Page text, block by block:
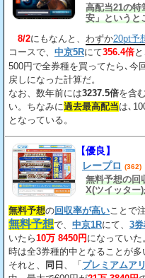
高配当21の特
安」というと
8/2にもなんと、 わずか20pt予
コースで、 中京5Rにて356.4倍と
500円で全券種を買ってたら､今
戻しになった計算だ。
なお、数年前には3237.5倍を含
い。ちなみに過去最高配当は､
となっている。
【優良】
レープロ (362)
無料予想の回
X(ツイッター)
無料予想の回収率が高い ことで
無料予想で、 中京1Rにて、 3
いたら10万 8450円になってい
時は全3券種的中となることが多
それと、 同日 、「プレミアムア